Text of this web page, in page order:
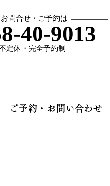
40-9013
お問合せ・ご予約は
定休・完全予約制​
ご予約・お問い合わせ